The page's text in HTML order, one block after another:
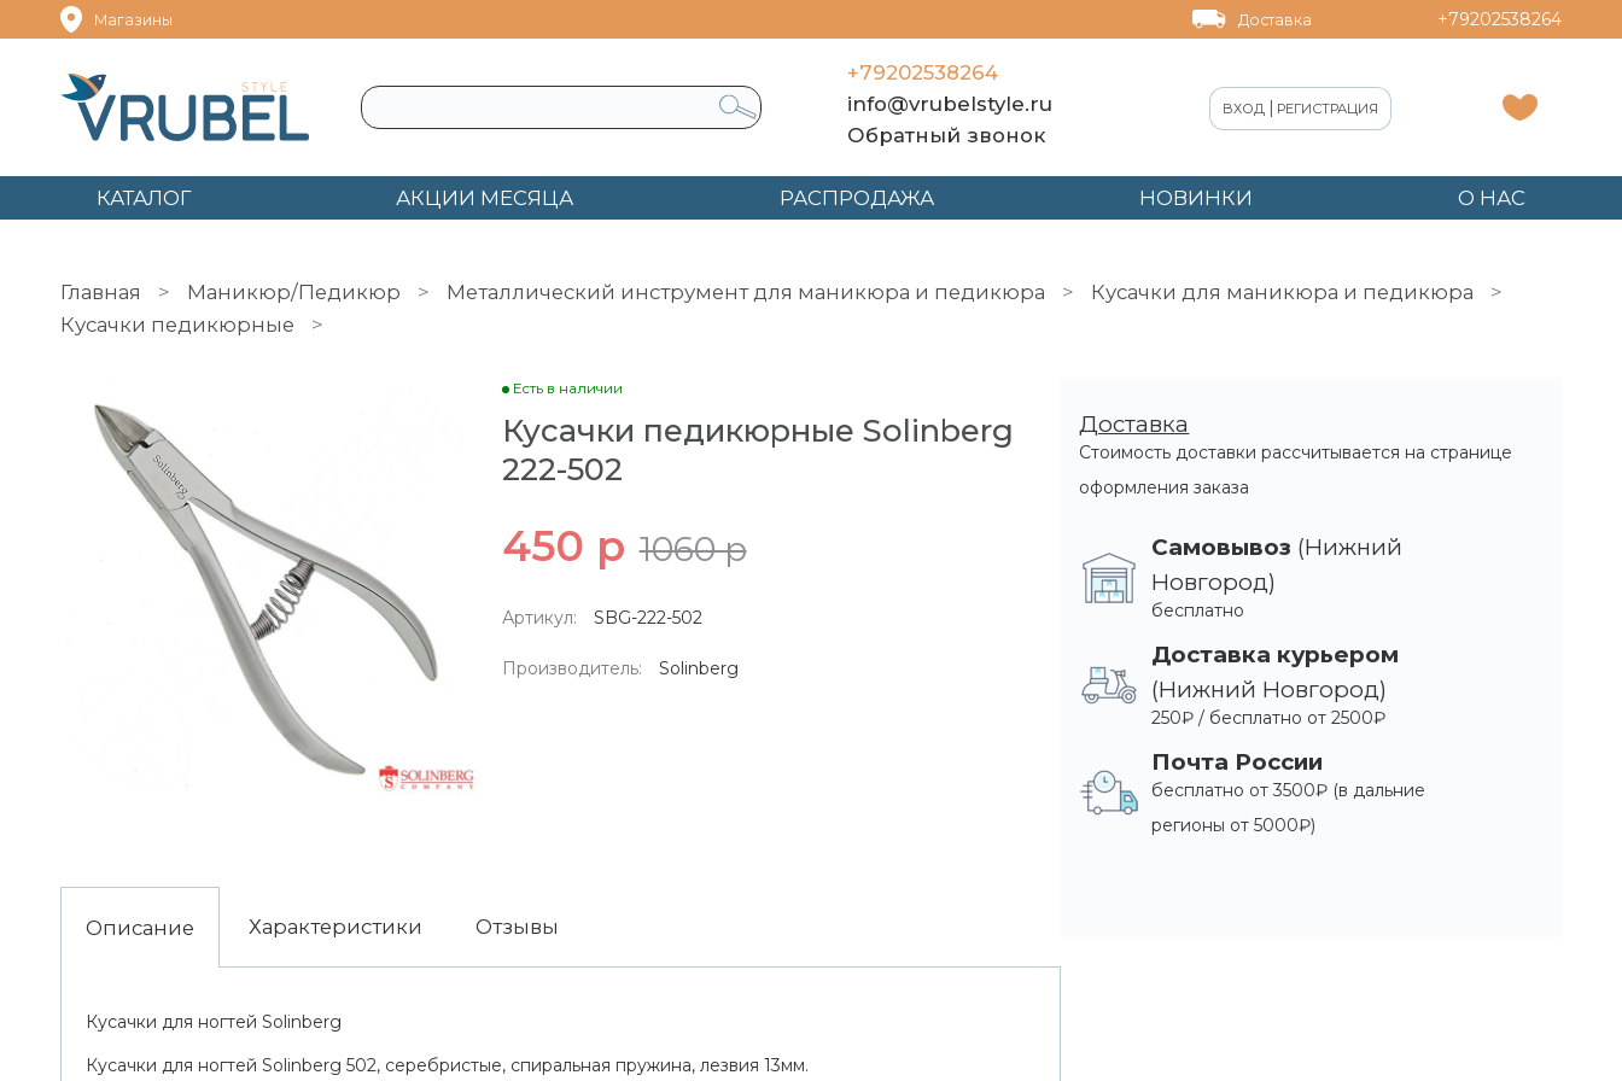
Магазины Доставка +79202538264
+79202538264
info@vrubelstyle.ru
Обратный звонок
ВХОД |РЕГИСТРАЦИЯ
КАТАЛОГ АКЦИИ МЕСЯЦА РАСПРОДАЖА НОВИНКИ О НАС
Главная Маникюр/Педикюр Металлический инструмент для маникюра и педикюра
Кусачки для маникюра и педикюра
Кусачки педикюрные
Есть в наличии
Кусачки педикюрные Solinberg
222-502
450 р 1060 р
Артикул: SBG-222-502
Производитель: Solinberg
Описание Характеристики Отзывы
Кусачки для ногтей Solinberg
Кусачки для ногтей Solinberg 502, серебристые, спиральная пружина, лезвия 13мм.
Доставка
Стоимость доставки рассчитывается на странице
оформления заказа
Самовывоз (Нижний
Новгород)
бесплатно
Доставка курьером
(Нижний Новгород)
250₽ / бесплатно от 2500₽
Почта России
бесплатно от 3500₽ (в дальние
регионы от 5000₽)